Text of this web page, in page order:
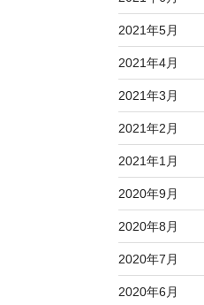
2021年5月
2021年4月
2021年3月
2021年2月
2021年1月
2020年9月
2020年8月
2020年7月
2020年6月